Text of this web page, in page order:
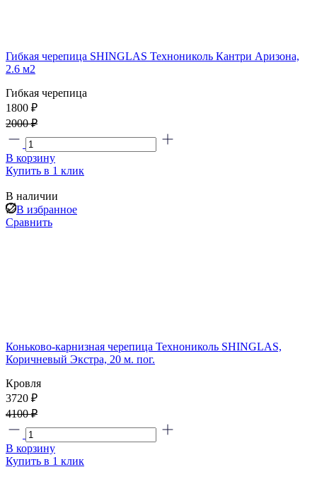
Гибкая черепица SHINGLAS Технониколь Кантри Аризона,
2.6 м2
Гибкая черепица
1800 ₽
2000 ₽
В корзину
Купить в 1 клик
В наличии
В избранное
Сравнить
Коньково-карнизная черепица Технониколь SHINGLAS,
Коричневый Экстра, 20 м. пог.
Кровля
3720 ₽
4100 ₽
В корзину
Купить в 1 клик